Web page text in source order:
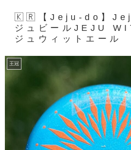
🇰🇷【Jeju-do】
ジュビールJEJU
ジュウィットエール
王冠